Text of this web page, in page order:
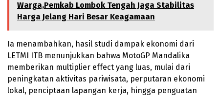
Warga,Pemkab Lombok Tengah Jaga Stabilitas
Harga Jelang Hari Besar Keagamaan
Ia menambahkan, hasil studi dampak ekonomi dari
LETMI ITB menunjukkan bahwa MotoGP Mandalika
memberikan multiplier effect yang luas, mulai dari
peningkatan aktivitas pariwisata, perputaran ekonomi
lokal, penciptaan lapangan kerja, hingga penguatan